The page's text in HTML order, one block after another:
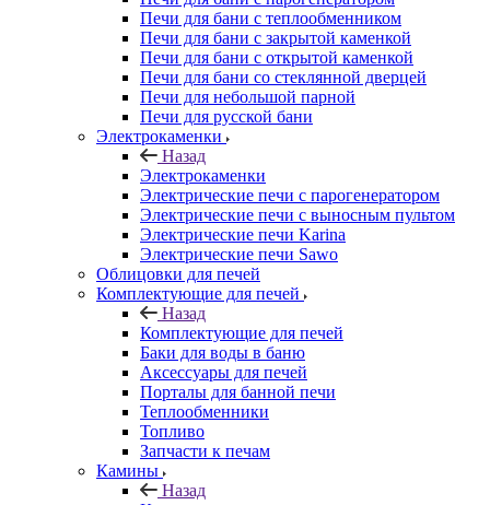
Печи для бани с теплообменником
Печи для бани с закрытой каменкой
Печи для бани с открытой каменкой
Печи для бани со стеклянной дверцей
Печи для небольшой парной
Печи для русской бани
Электрокаменки
Назад
Электрокаменки
Электрические печи с парогенератором
Электрические печи с выносным пультом
Электрические печи Karina
Электрические печи Sawo
Облицовки для печей
Комплектующие для печей
Назад
Комплектующие для печей
Баки для воды в баню
Аксессуары для печей
Порталы для банной печи
Теплообменники
Топливо
Запчасти к печам
Камины
Назад